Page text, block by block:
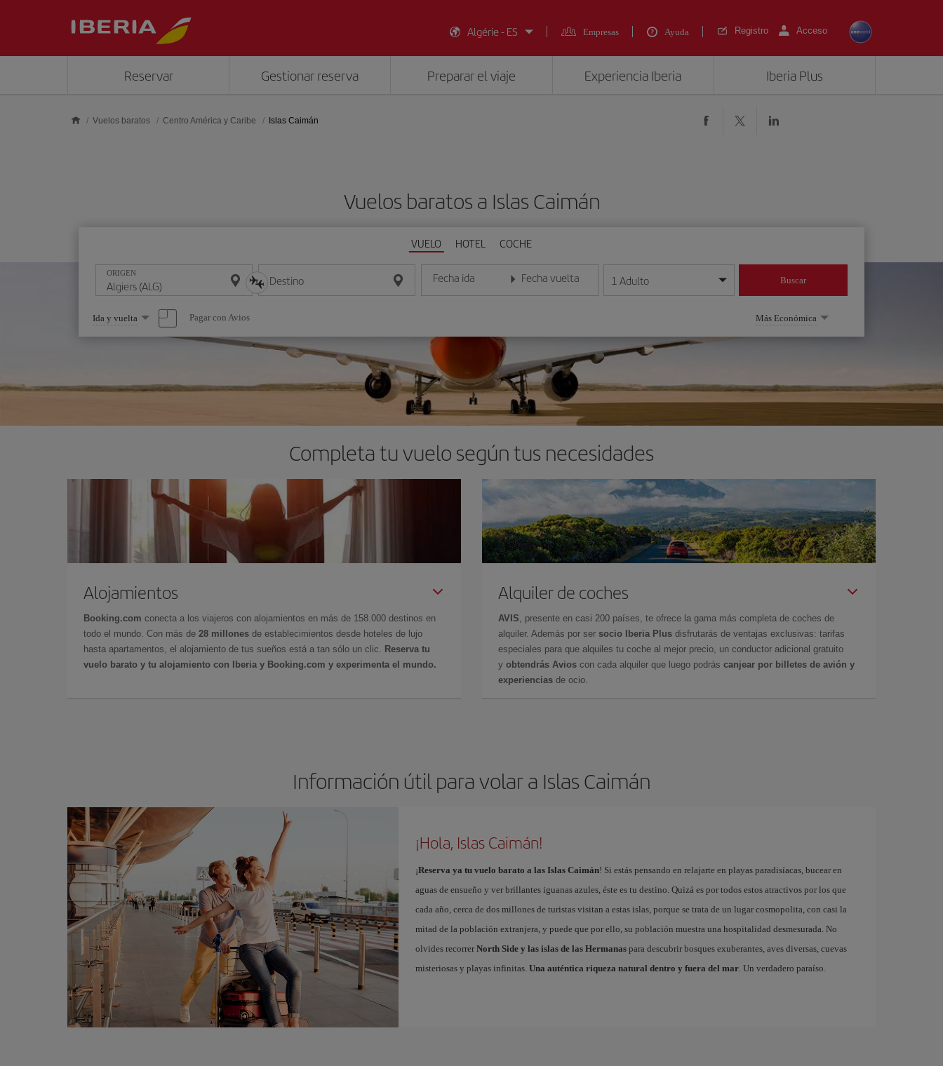
Algérie - ES
Empresas Ayuda Registro Acceso
Reservar Gestionar reserva Preparar el viaje Experiencia Iberia Iberia Plus
Vuelos baratos Centro América y Caribe Islas Caimán
Vuelos baratos a Islas Caimán
VUELO HOTEL COCHE
ORIGEN Destino Fecha ida
Introduce la fecha en formato día/mes/año
Fecha vuelta
Introduce la fecha en formato día/mes/año
1 Adulto Buscar
Seleccione
una
opción
Ida y vuelta Pagar con Avios Más Económica
Completa tu vuelo según tus necesidades
Alojamientos
Booking.com conecta a los viajeros con alojamientos en más de 158.000 destinos en
todo el mundo. Con más de 28 millones de establecimientos desde hoteles de lujo
hasta apartamentos, el alojamiento de tus sueños está a tan sólo un clic.
Reserva tu
vuelo barato y tu alojamiento con Iberia y Booking.com y experimenta el mundo.
Alquiler de coches
AVIS , presente en casi 200 países, te ofrece la gama más completa de coches de
alquiler. Además por ser socio Iberia Plus disfrutarás de ventajas exclusivas: tarifas
especiales para que alquiles tu coche al mejor precio, un conductor adicional gratuito
y obtendrás Avios con cada alquiler que luego podrás canjear por billetes de avión y
experiencias de ocio.
Información útil para volar a Islas Caimán
¡Hola, Islas Caimán!
¡Reserva ya tu vuelo barato a las Islas Caimán! Si estás pensando en relajarte en playas paradisíacas, bucear en
aguas de ensueño y ver brillantes iguanas azules, éste es tu destino. Quizá es por todos estos atractivos por los que
cada año, cerca de dos millones de turistas visitan a estas islas, porque se trata de un lugar cosmopolita, con casi la
mitad de la población extranjera, y puede que por ello, su población muestra una hospitalidad desmesurada. No
olvides recorrer North Side y las islas de las Hermanaspara descubrir bosques exuberantes, aves diversas, cuevas
misteriosas y playas infinitas. Una auténtica riqueza natural dentro y fuera del mar. Un verdadero paraíso.